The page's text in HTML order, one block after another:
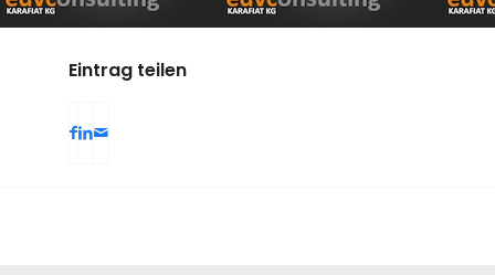
Eintrag teilen